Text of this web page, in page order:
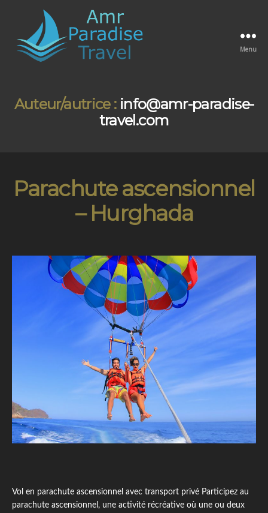
Menu
Auteur/autrice : info@amr-paradise-
travel.com
Parachute ascensionnel
– Hurghada
Vol en parachute ascensionnel avec transport privé Participez au
parachute ascensionnel, une activité récréative où une ou deux